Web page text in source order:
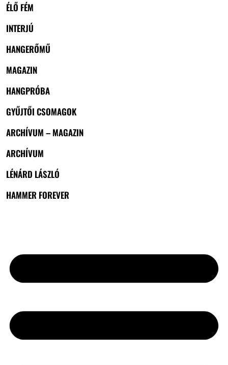
ÉLŐ FÉM
INTERJÚ
HANGERŐMŰ
MAGAZIN
HANGPRÓBA
GYŰJTŐI CSOMAGOK
ARCHÍVUM – MAGAZIN
ARCHÍVUM
LÉNÁRD LÁSZLÓ
HAMMER FOREVER